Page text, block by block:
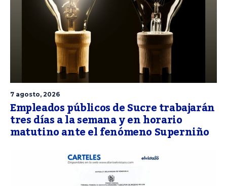
7 agosto, 2026
Empleados públicos de Sucre trabajarán
tres días a la semana y en horario
matutino ante el fenómeno Superniño